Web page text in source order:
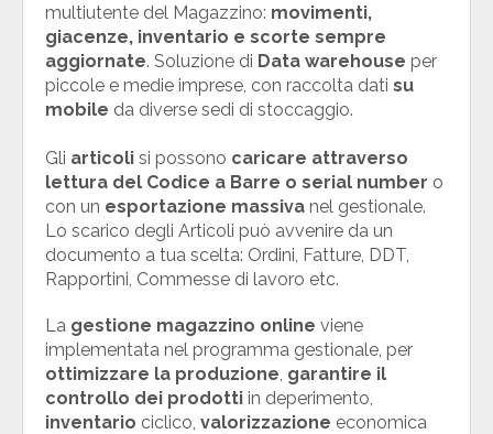
multiutente del Magazzino: movimenti,
giacenze, inventario e scorte sempre
aggiornate. Soluzione di Data warehouse per
piccole e medie imprese, con raccolta dati su
mobile da diverse sedi di stoccaggio.
Gli articoli si possono caricare attraverso
lettura del Codice a Barre o serial number o
con un esportazione massiva nel gestionale.
Lo scarico degli Articoli può avvenire da un
documento a tua scelta: Ordini, Fatture, DDT,
Rapportini, Commesse di lavoro etc.
La gestione magazzino online viene
implementata nel programma gestionale, per
ottimizzare la produzione garantire il
controllo dei prodotti in deperimento,
inventario ciclico, valorizzazione economica